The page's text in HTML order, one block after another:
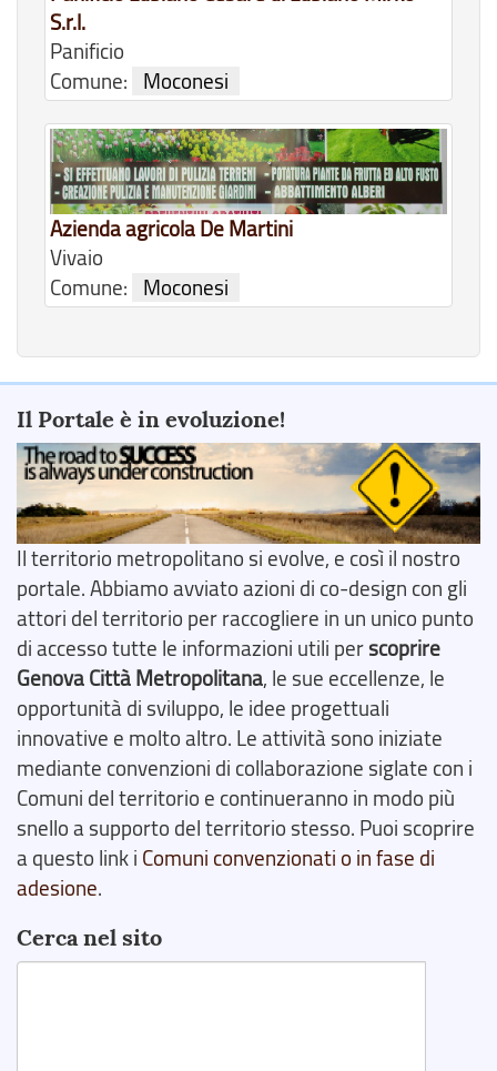
S.r.l.
Panificio
Comune:
Moconesi
Azienda agricola De Martini
Vivaio
Comune:
Moconesi
Il Portale è in evoluzione!
Il territorio metropolitano si evolve, e così il nostro
portale. Abbiamo avviato azioni di co-design con gli
attori del territorio per raccogliere in un unico punto
di accesso tutte le informazioni utili perscoprire
Genova Città Metropolitana, le sue eccellenze, le
opportunità di sviluppo, le idee progettuali
innovative e molto altro. Le attività sono iniziate
mediante convenzioni di collaborazione siglate con i
Comuni del territorio e continueranno in modo più
snello a supporto del territorio stesso. Puoi scoprire
a questo link i Comuni convenzionati o in fase di
adesione.
Cerca nel sito